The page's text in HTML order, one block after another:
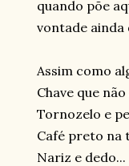
quando põe
vontade ainda
Assim como
Chave que
Tornozelo e
Café preto na
Nariz e dedo...